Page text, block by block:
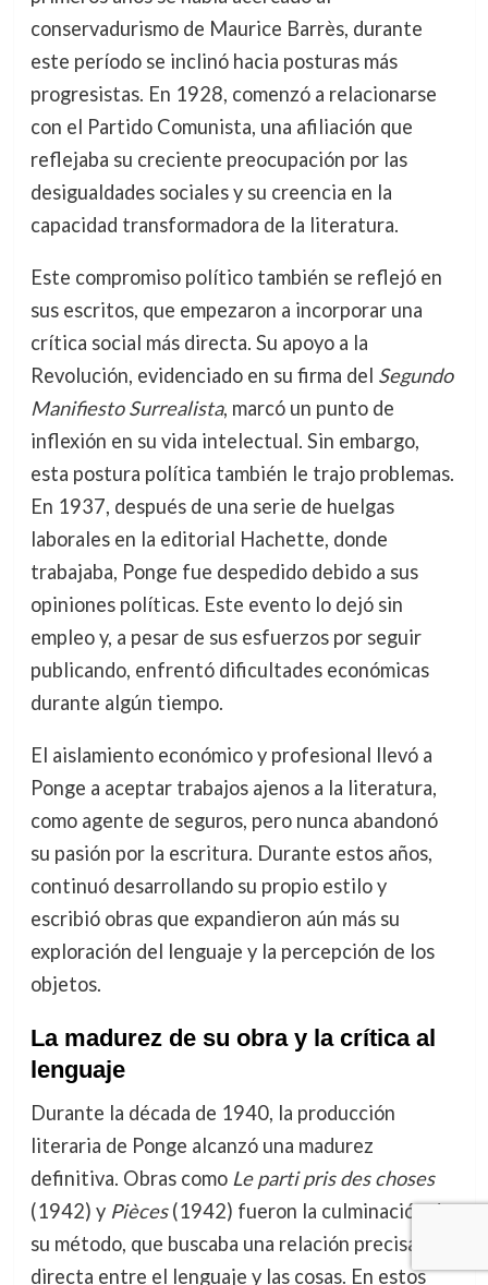
conservadurismo de Maurice Barrès, durante
este período se inclinó hacia posturas más
progresistas. En 1928, comenzó a relacionarse
con el Partido Comunista, una afiliación que
reflejaba su creciente preocupación por las
desigualdades sociales y su creencia en la
capacidad transformadora de la literatura.
Este compromiso político también se reflejó en
sus escritos, que empezaron a incorporar una
crítica social más directa. Su apoyo a la
Revolución, evidenciado en su firma del Segundo
Manifiesto Surrealista, marcó un punto de
inflexión en su vida intelectual. Sin embargo,
esta postura política también le trajo problemas.
En 1937, después de una serie de huelgas
laborales en la editorial Hachette, donde
trabajaba, Ponge fue despedido debido a sus
opiniones políticas. Este evento lo dejó sin
empleo y, a pesar de sus esfuerzos por seguir
publicando, enfrentó dificultades económicas
durante algún tiempo.
El aislamiento económico y profesional llevó a
Ponge a aceptar trabajos ajenos a la literatura,
como agente de seguros, pero nunca abandonó
su pasión por la escritura. Durante estos años,
continuó desarrollando su propio estilo y
escribió obras que expandieron aún más su
exploración del lenguaje y la percepción de los
objetos.
La madurez de su obra y la crítica al
lenguaje
Durante la década de 1940, la producción
literaria de Ponge alcanzó una madurez
definitiva. Obras como Le parti pris des choses
(1942) y Pièces(1942) fueron la culminación de
su método, que buscaba una relación precisa y
directa entre el lenguaje y las cosas. En estos